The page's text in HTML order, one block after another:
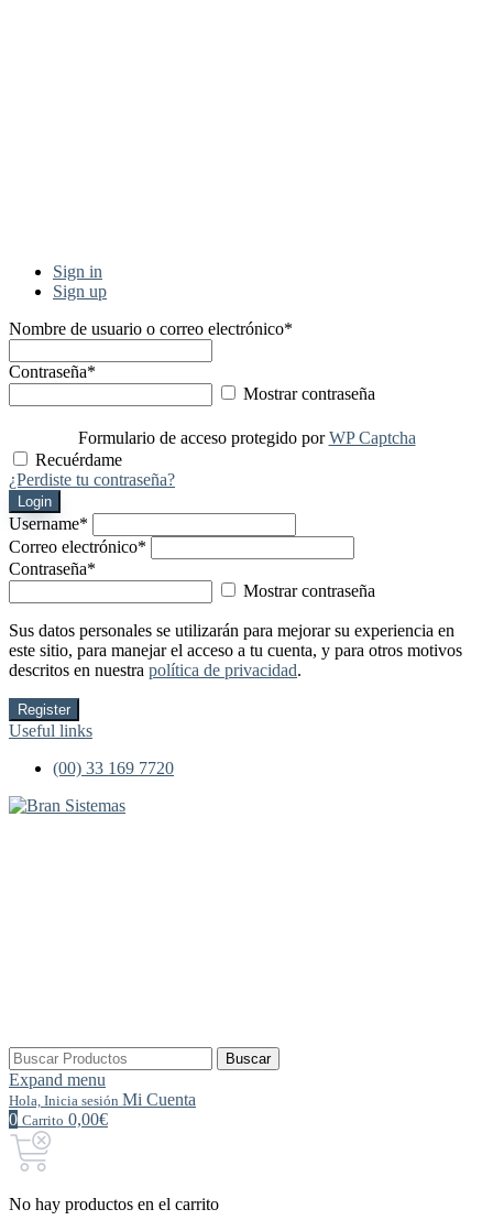
Sign in
Sign up
Nombre de usuario o correo electrónico*
Contraseña*
Mostrar contraseña
Formulario de acceso protegido porWP Captcha
Recuérdame
¿Perdiste tu contraseña?
Login
Username*
Correo electrónico*
Contraseña*
Mostrar contraseña
Sus datos personales se utilizarán para mejorar su experiencia en
este sitio, para manejar el acceso a tu cuenta, y para otros motivos
descritos en nuestra política de privacidad.
Register
Useful links
(00) 33 169 7720
Buscar
por:
Buscar
Expand menu
Hola, Inicia sesión Mi Cuenta
0 Carrito 0,00€
No hay productos en el carrito